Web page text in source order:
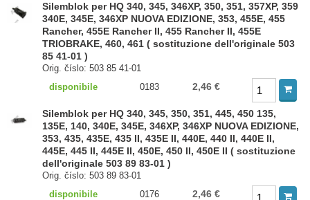
Silemblok per HQ 340, 345, 346XP, 350, 351, 357XP, 359
340E, 345E, 346XP NUOVA EDIZIONE, 353, 455E, 455
Rancher, 455E Rancher II, 455 Rancher II, 455E
TRIOBRAKE, 460, 461 ( sostituzione dell'originale 503
85 41-01 )
Orig. číslo: 503 85 41-01
disponibile
0183 2,46 €
Silemblok per HQ 340, 345, 350, 351, 445, 450 135,
135E, 140, 340E, 345E, 346XP, 346XP NUOVA EDIZIONE,
353, 435, 435E, 435 II, 435E II, 440E, 440 II, 440E II,
445E, 445 II, 445E II, 450E, 450 II, 450E II ( sostituzione
dell'originale 503 89 83-01 )
Orig. číslo: 503 89 83-01
disponibile
0176 2,46 €